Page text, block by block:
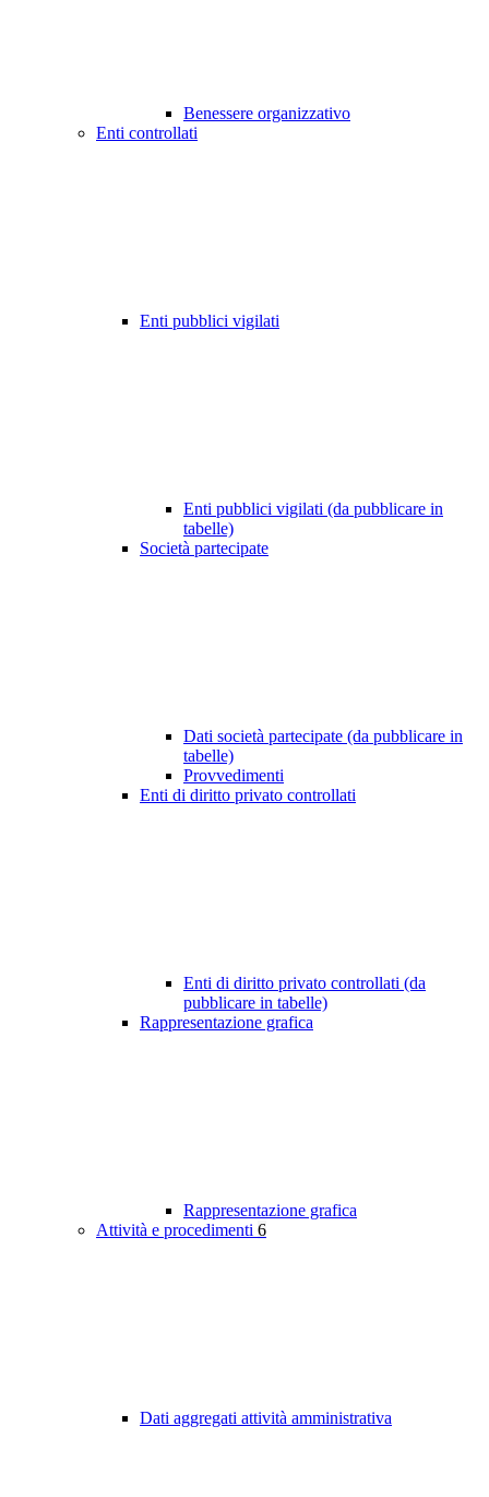
Benessere organizzativo
Enti controllati
Enti pubblici vigilati
Enti pubblici vigilati (da pubblicare in
tabelle)
Società partecipate
Dati società partecipate (da pubblicare in
tabelle)
Provvedimenti
Enti di diritto privato controllati
Enti di diritto privato controllati (da
pubblicare in tabelle)
Rappresentazione grafica
Rappresentazione grafica
Attività e procedimenti 6
Dati aggregati attività amministrativa